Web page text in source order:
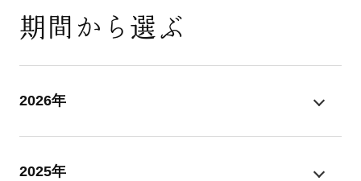
期間から選ぶ
2026年
2025年